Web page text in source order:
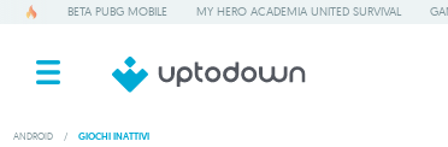
BETA PUBG MOBILE MY HERO ACADEMIA UNITED SURVIVAL
ANDROID / GIOCHI INATTIVI